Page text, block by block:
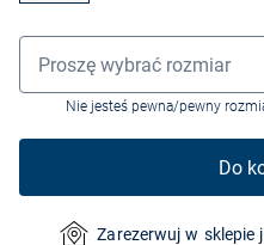
Wybór rozmiaru
Proszę wybrać rozmiar
Nie jesteś pewna/pewny
Do
Zarezerwuj w sklepie